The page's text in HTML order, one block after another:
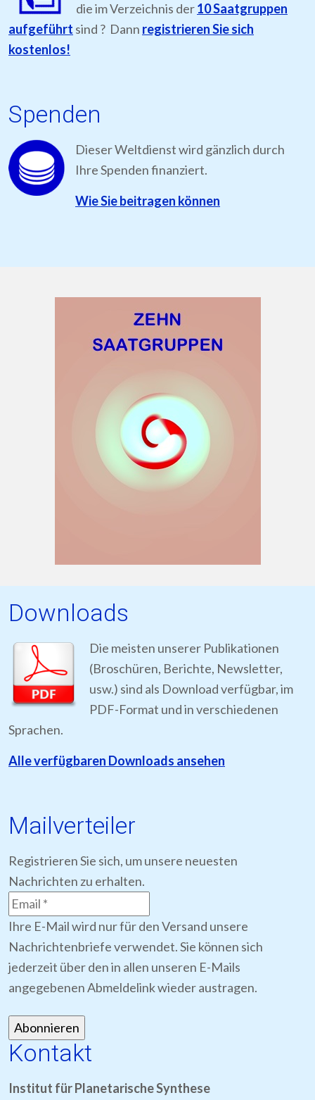
die im Verzeichnis der10 Saatgruppen
aufgeführt sind ? Dann registrieren Sie sich
kostenlos!
Spenden
Dieser Weltdienst wird gänzlich durch
Ihre Spenden finanziert.
Wie Sie beitragen können
Downloads
Die meisten unserer Publikationen
(Broschüren, Berichte, Newsletter,
usw.) sind als Download verfügbar, im
PDF-Format und in verschiedenen
Sprachen.
Alle verfügbaren Downloads ansehen
Mailverteiler
Registrieren Sie sich, um unsere neuesten
Nachrichten zu erhalten.
Ihre E-Mail wird nur für den Versand unsere
Nachrichtenbriefe verwendet. Sie können sich
jederzeit über den in allen unseren E-Mails
angegebenen Abmeldelink wieder austragen.
Kontakt
Institut für Planetarische Synthese